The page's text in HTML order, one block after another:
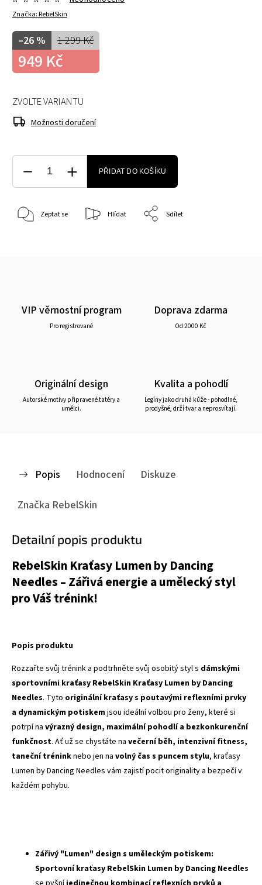
Značka:RebelSkin
1 299 Kč
–26 %
949 Kč
ZVOLTE VARIANTU
Možnosti doručení
PŘIDAT DO KOŠÍKU
Zeptat se Hlídat Sdílet
VIP věrnostní program
Pro registrované
Doprava zdarma
Od 2000 Kč
Originální design
Autorské motivy připravené tatéry a
umělci.
Kvalita a pohodlí
Legíny jako druhá kůže - pohodlné,
prodyšné, drží tvar a neprosvítají.
Popis Hodnocení
Diskuze
Značka RebelSkin
Detailní popis produktu
RebelSkin Kraťasy Lumen by Dancing
Needles – Zářivá energie a umělecký styl
pro Váš trénink!
Popis produktu
Rozzařte svůj trénink a podtrhněte svůj osobitý styl s dámskými
sportovními kraťasy RebelSkin Kraťasy Lumen by Dancing
Needles. Tyto originální kraťasy s poutavými reflexními prvky
a dynamickým potiskemjsou ideální volbou pro ženy, které si
potrpí na výrazný design, maximální pohodlí a bezkonkurenční
funkčnost. Ať už se chystáte na večerní běh, intenzivní fitness,
taneční tréninknebo jen na volný čas s puncem stylu, kraťasy
Lumen by Dancing Needles vám zajistí pocit originality a bezpečí v
každém pohybu.
Zářivý "Lumen" design s uměleckým potiskem:
Sportovní kraťasy RebelSkin Lumen by Dancing Needles